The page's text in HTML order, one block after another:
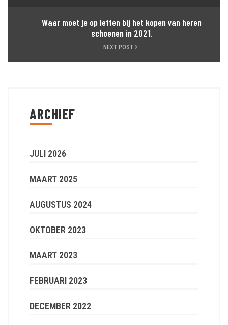
Waar moet je op letten bij het kopen van heren
schoenen in 2021.
NEXT POST
ARCHIEF
JULI 2026
MAART 2025
AUGUSTUS 2024
OKTOBER 2023
MAART 2023
FEBRUARI 2023
DECEMBER 2022